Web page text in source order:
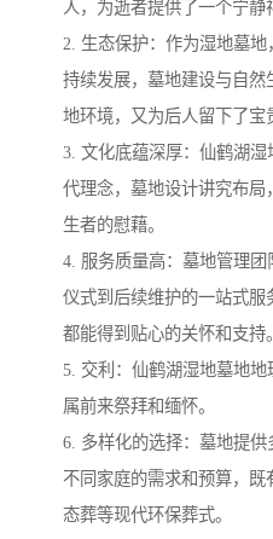
人，为逝者提供了一个宁静
2. 生态保护：作为湿地墓地
持续发展，墓地建设与自
地环境，又为后人留下了宝
3. 文化底蕴深厚：仙鹤湖
代理念，墓地设计讲究布
生者的慰藉。
4. 服务质量高：墓地管理
仪式到后续维护的一站式
都能得到贴心的关怀和支持。
5. 交利：仙鹤湖湿地墓地
属前来祭拜和缅怀。
6. 多样化的选择：墓地提
不同家庭的需求和预算，
态葬等现代环保葬式。